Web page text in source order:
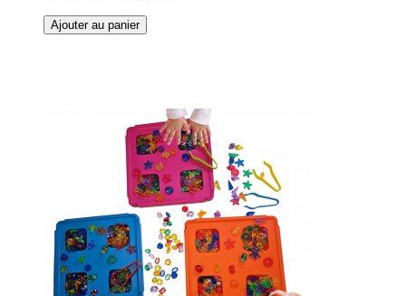
Ajouter au panier